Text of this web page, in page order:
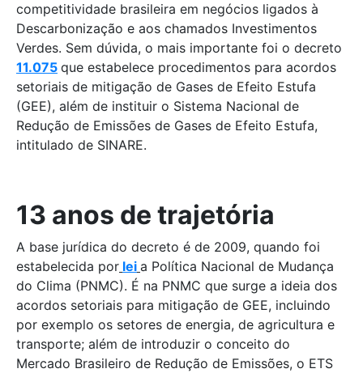
competitividade brasileira em negócios ligados à
Descarbonização e aos chamados Investimentos
Verdes. Sem dúvida, o mais importante foi o decreto
11.075 que estabelece procedimentos para acordos
setoriais de mitigação de Gases de Efeito Estufa
(GEE), além de instituir o Sistema Nacional de
Redução de Emissões de Gases de Efeito Estufa,
intitulado de SINARE.
13 anos de trajetória
A base jurídica do decreto é de 2009, quando foi
estabelecida por lei a Política Nacional de Mudança
do Clima (PNMC). É na PNMC que surge a ideia dos
acordos setoriais para mitigação de GEE, incluindo
por exemplo os setores de energia, de agricultura e
transporte; além de introduzir o conceito do
Mercado Brasileiro de Redução de Emissões, o ETS